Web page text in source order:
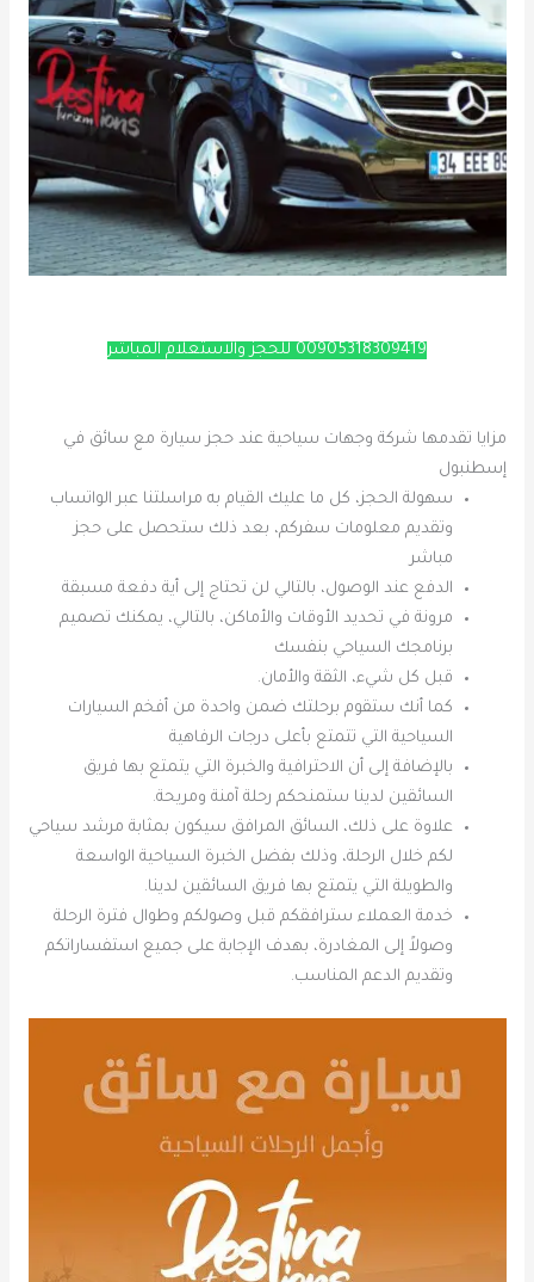
00905318309419 للحجز والاستعلام المباشر
مزايا تقدمها شركة وجهات سياحية عند حجز سيارة مع سائق في
إسطنبول
سهولة الحجز، كل ما عليك القيام به مراسلتنا عبر الواتساب
وتقديم معلومات سفركم، بعد ذلك ستحصل على حجز
مباشر
الدفع عند الوصول، بالتالي لن تحتاج إلى أية دفعة مسبقة
مرونة في تحديد الأوقات والأماكن، بالتالي، يمكنك تصميم
برنامجك السياحي بنفسك
قبل كل شيء، الثقة والأمان.
كما أنك ستقوم برحلتك ضمن واحدة من أفخم السيارات
السياحية التي تتمتع بأعلى درجات الرفاهية
بالإضافة إلى أن الاحترافية والخبرة التي يتمتع بها فريق
السائقين لدينا ستمنحكم رحلة آمنة ومريحة.
علاوة على ذلك، السائق المرافق سيكون بمثابة مرشد سياحي
لكم خلال الرحلة، وذلك بفضل الخبرة السياحية الواسعة
والطويلة التي يتمتع بها فريق السائقين لدينا.
خدمة العملاء سترافقكم قبل وصولكم وطوال فترة الرحلة
وصولاً إلى المغادرة، بهدف الإجابة على جميع استفساراتكم
وتقديم الدعم المناسب.